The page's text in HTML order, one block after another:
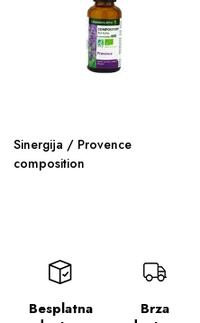
Sinergija / Provence
composition
Besplatna
Brza